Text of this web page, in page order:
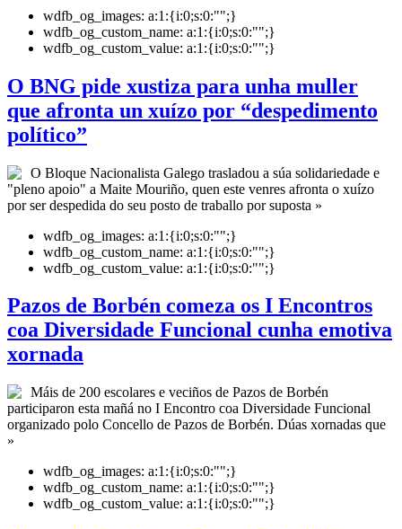
wdfb_og_images: a:1:{i:0;s:0:"";}
wdfb_og_custom_name: a:1:{i:0;s:0:"";}
wdfb_og_custom_value: a:1:{i:0;s:0:"";}
O BNG pide xustiza para unha muller
que afronta un xuízo por “despedimento
político”
O Bloque Nacionalista Galego trasladou a súa solidariedade e
"pleno apoio" a Maite Mouriño, quen este venres afronta o xuízo
por ser despedida do seu posto de traballo por suposta »
wdfb_og_images: a:1:{i:0;s:0:"";}
wdfb_og_custom_name: a:1:{i:0;s:0:"";}
wdfb_og_custom_value: a:1:{i:0;s:0:"";}
Pazos de Borbén comeza os I Encontros
coa Diversidade Funcional cunha emotiva
xornada
Máis de 200 escolares e veciños de Pazos de Borbén
participaron esta mañá no I Encontro coa Diversidade Funcional
organizado polo Concello de Pazos de Borbén. Dúas xornadas que
»
wdfb_og_images: a:1:{i:0;s:0:"";}
wdfb_og_custom_name: a:1:{i:0;s:0:"";}
wdfb_og_custom_value: a:1:{i:0;s:0:"";}